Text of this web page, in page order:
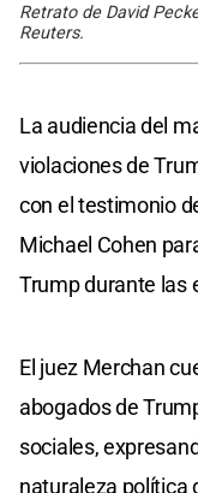
Retrato de David
Reuters.
La audiencia del
violaciones de
con el testimonio
Michael Cohen
Trump durante las
El juez Merchan
abogados de
sociales,
naturaleza política